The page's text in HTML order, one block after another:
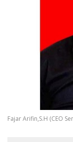
Fajar Arifin,S.H (CEO